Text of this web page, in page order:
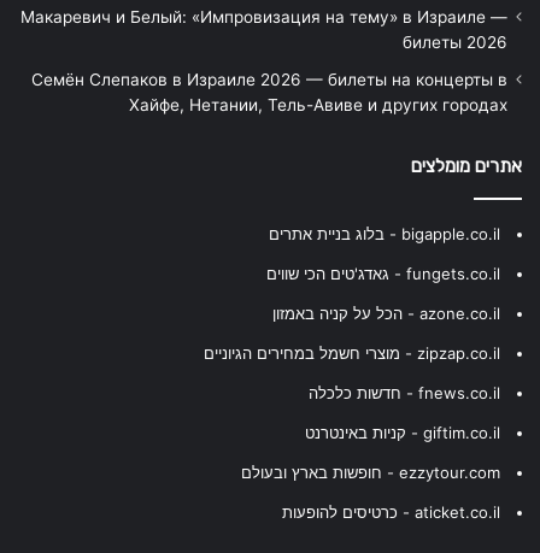
Макаревич и Белый: «Импровизация на тему» в Израиле —
билеты 2026
Семён Слепаков в Израиле 2026 — билеты на концерты в
Хайфе, Нетании, Тель-Авиве и других городах
אתרים מומלצים
bigapple.co.il - בלוג בניית אתרים
fungets.co.il - גאדג'טים הכי שווים
azone.co.il - הכל על קניה באמזון
zipzap.co.il - מוצרי חשמל במחירים הגיוניים
fnews.co.il - חדשות כלכלה
giftim.co.il - קניות באינטרנט
ezzytour.com - חופשות בארץ ובעולם
aticket.co.il - כרטיסים להופעות